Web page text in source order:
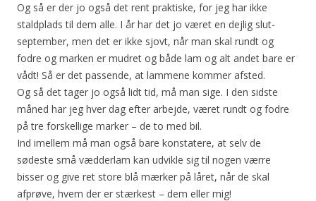
Og så er der jo også det rent praktiske, for jeg har ikke
staldplads til dem alle. I år har det jo været en dejlig slut-
september, men det er ikke sjovt, når man skal rundt og
fodre og marken er mudret og både lam og alt andet bare er
vådt! Så er det passende, at lammene kommer afsted.
Og så det tager jo også lidt tid, må man sige. I den sidste
måned har jeg hver dag efter arbejde, været rundt og fodre
på tre forskellige marker – de to med bil.
Ind imellem må man også bare konstatere, at selv de
sødeste små vædderlam kan udvikle sig til nogen værre
bisser og give ret store blå mærker på låret, når de skal
afprøve, hvem der er stærkest – dem eller mig!